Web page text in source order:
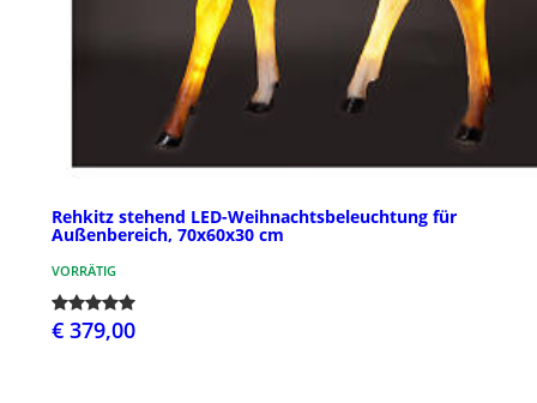
Rehkitz stehend LED-Weihnachtsbeleuchtung für
Außenbereich, 70x60x30 cm
VORRÄTIG
€ 379,00